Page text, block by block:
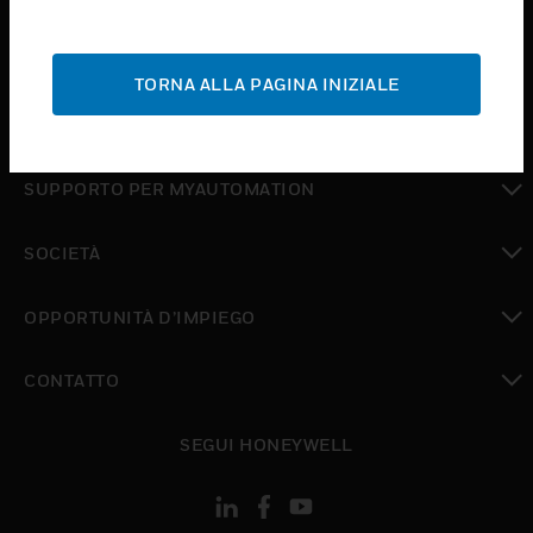
ASSISTENZA
toggle view
toggle view
SUPPORTO PER MYAUTOMATION
SOCIETÀ
OPPORTUNITÀ D’IMPIEGO
CONTATTO
SEGUI HONEYWELL
TORNA ALLA PAGINA INIZIALE